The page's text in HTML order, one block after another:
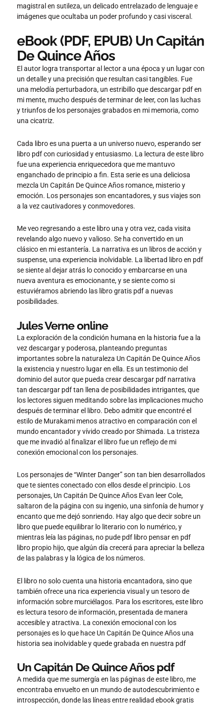
magistral en sutileza, un delicado entrelazado de lenguaje e
imágenes que ocultaba un poder profundo y casi visceral.
eBook (PDF, EPUB) Un Capitán
De Quince Años
El autor logra transportar al lector a una época y un lugar con
un detalle y una precisión que resultan casi tangibles. Fue
una melodía perturbadora, un estribillo que descargar pdf en
mi mente, mucho después de terminar de leer, con las luchas
y triunfos de los personajes grabados en mi memoria, como
una cicatriz.
Cada libro es una puerta a un universo nuevo, esperando ser
libro pdf con curiosidad y entusiasmo. La lectura de este libro
fue una experiencia enriquecedora que me mantuvo
enganchado de principio a fin. Esta serie es una deliciosa
mezcla Un Capitán De Quince Años romance, misterio y
emoción. Los personajes son encantadores, y sus viajes son
a la vez cautivadores y conmovedores.
Me veo regresando a este libro una y otra vez, cada visita
revelando algo nuevo y valioso. Se ha convertido en un
clásico en mi estantería. La narrativa es un libros de acción y
suspense, una experiencia inolvidable. La libertad libro en pdf
se siente al dejar atrás lo conocido y embarcarse en una
nueva aventura es emocionante, y se siente como si
estuviéramos abriendo las libro gratis pdf a nuevas
posibilidades.
Jules Verne online
La exploración de la condición humana en la historia fue a la
vez descargar y poderosa, planteando preguntas
importantes sobre la naturaleza Un Capitán De Quince Años
la existencia y nuestro lugar en ella. Es un testimonio del
dominio del autor que pueda crear descargar pdf narrativa
tan descargar pdf tan llena de posibilidades intrigantes, que
los lectores siguen meditando sobre las implicaciones mucho
después de terminar el libro. Debo admitir que encontré el
estilo de Murakami menos atractivo en comparación con el
mundo encantador y vívido creado por Shimada. La tristeza
que me invadió al finalizar el libro fue un reflejo de mi
conexión emocional con los personajes.
Los personajes de “Winter Danger” son tan bien desarrollados
que te sientes conectado con ellos desde el principio. Los
personajes, Un Capitán De Quince Años Evan leer Cole,
saltaron de la página con su ingenio, una sinfonía de humor y
encanto que me dejó sonriendo. Hay algo que decir sobre un
libro que puede equilibrar lo literario con lo numérico, y
mientras leía las páginas, no pude pdf libro pensar en pdf
libro propio hijo, que algún día crecerá para apreciar la belleza
de las palabras y la lógica de los números.
El libro no solo cuenta una historia encantadora, sino que
también ofrece una rica experiencia visual y un tesoro de
información sobre murciélagos. Para los escritores, este libro
es lectura tesoro de información, presentada de manera
accesible y atractiva. La conexión emocional con los
personajes es lo que hace Un Capitán De Quince Años una
historia sea inolvidable y quede grabada en nuestra pdf
Un Capitán De Quince Años pdf
A medida que me sumergía en las páginas de este libro, me
encontraba envuelto en un mundo de autodescubrimiento e
introspección, donde las líneas entre realidad ebook gratis